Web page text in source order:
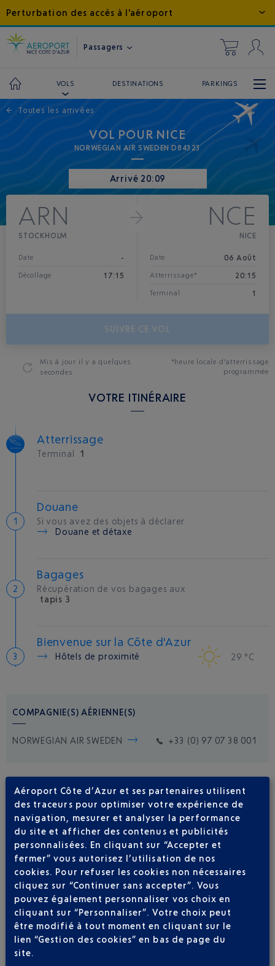
Perturbation des accès à l'aéroport
Passagers
VOLS DESTINATIONS PARKINGS
← Toutes les arrivées
VOL POUR NICE
NORWEGIAN AIR SWEDEN D84323
Arrivé 20:09
ARN
STOCKHOLM
Date -
Décollage 17:15
NCE
NICE
Date 06 Août
Atterrissage* 20:15
Terminal 1
SUIVRE CE VOL
Mis à jour il y a quelques
secondes
*heure locale d'atterrissage
programmée
VOTRE ITINÉRAIRE
Atterrissage
Terminal 1
Douane
Si vous avez des objets à déclarer
Douane et détaxe
Bagages
Récupération de vos bagages aux
tapis 3
Bienvenue sur la Côte d'Azur
Hôtels de proximité 29 °C
COMPAGNIE(S) AÉRIENNE(S)
NORWEGIAN AIR SWEDEN +33 (0) 97 07 38 001
Soyez notifié(e) de
toutes les évolutions
pour ce vol
SUIVRE CE VOL
Aéroport Côte d’Azur et ses partenaires utilisent
des traceurs pour optimiser votre expérience de
navigation, mesurer et analyser la performance
du site et afficher des contenus et publicités
personnalisées. En cliquant sur “Accepter et
fermer” vous autorisez l’utilisation de nos
cookies. Pour refuser les cookies non nécessaires
cliquez sur “Continuer sans accepter”. Vous
pouvez également personnaliser vos choix en
cliquant sur “Personnaliser”. Votre choix peut
être modifié à tout moment en cliquant sur le
lien “Gestion des cookies” en bas de page du
site.